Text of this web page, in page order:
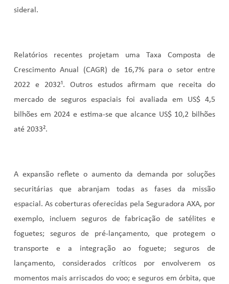
sideral.
Relatórios recentes projetam uma Taxa Composta de
Crescimento Anual (CAGR) de 16,7% para o setor entre
2022 e 2032¹. Outros estudos afirmam que receita do
mercado de seguros espaciais foi avaliada em US$ 4,5
bilhões em 2024 e estima-se que alcance US$ 10,2 bilhões
até 2033².
A expansão reflete o aumento da demanda por soluções
securitárias que abranjam todas as fases da missão
espacial. As coberturas oferecidas pela Seguradora AXA, por
exemplo, incluem seguros de fabricação de satélites e
foguetes; seguros de pré-lançamento, que protegem o
transporte e a integração ao foguete; seguros de
lançamento, considerados críticos por envolverem os
momentos mais arriscados do voo; e seguros em órbita, que